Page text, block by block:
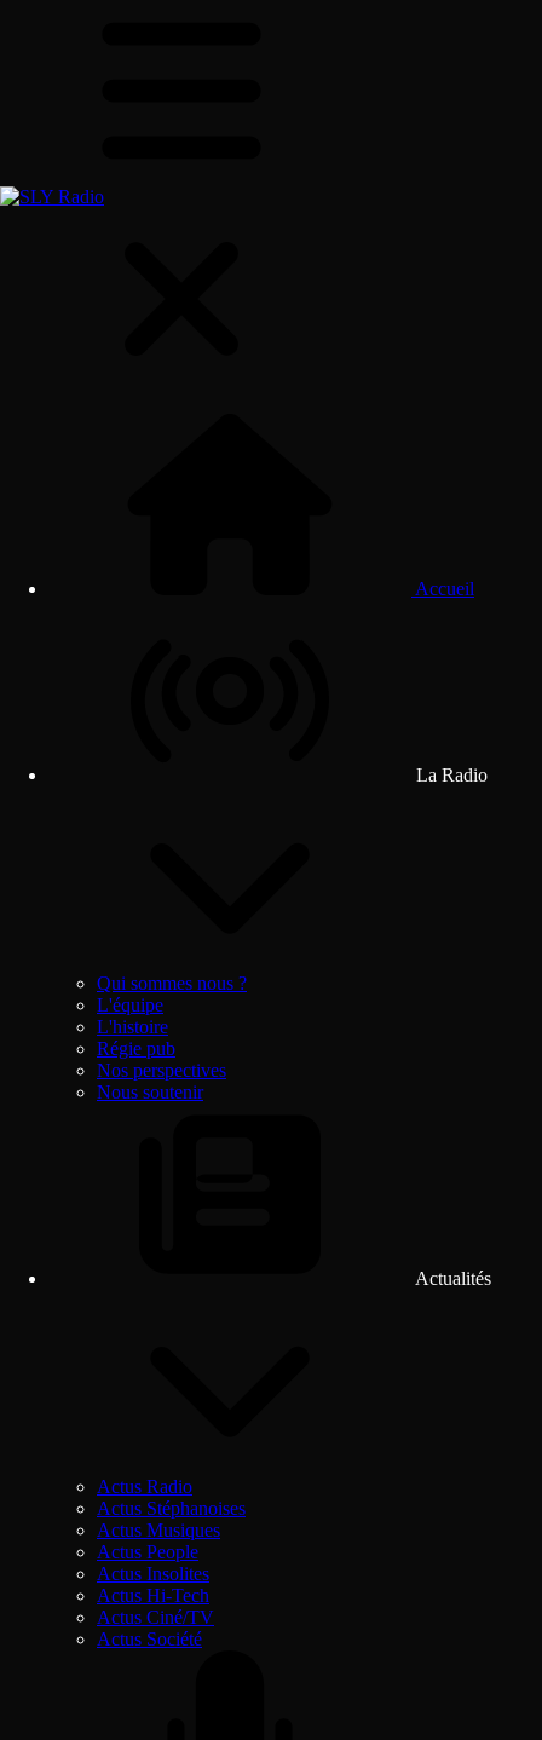
Accueil
La Radio
Qui sommes nous ?
L'équipe
L'histoire
Régie pub
Nos perspectives
Nous soutenir
Actualités
Actus Radio
Actus Stéphanoises
Actus Musiques
Actus People
Actus Insolites
Actus Hi-Tech
Actus Ciné/TV
Actus Société